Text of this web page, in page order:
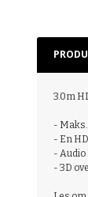
3.0m
-
- En
- Audio
- 3D